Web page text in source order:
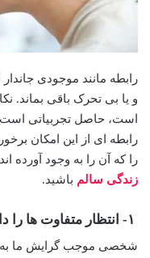
رابطه مانند موجودی
و یا بی تحرک باقی بماند.
است، حاصل تجربیاتی
رابطه ای از این امکان
را که آن را به وجود آورده
زندگی سالم باشید.
۱- انتظار متفاوت ها را داشته باش.
شخصی موجب گرایش ما به